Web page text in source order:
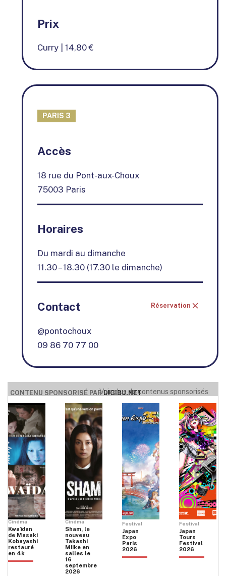
Prix
Curry | 14,80 €
PARIS 3
−
Accès
18 rue du Pont-aux-Choux
75003 Paris
Horaires
Du mardi au dimanche
11.30 – 18.30 (17.30 le dimanche)
Contact Réservation
@pontochoux
09 86 70 77 00
CONTENU SPONSORISÉ PARDIGIBU.NET
Voir plus de contenus sponsorisés
Cinéma
Kwaïdan
de Masaki
Kobayashi
restauré
en 4k
Cinéma
Sham, le
nouveau
Takashi
Miike en
salles le
16
septembre
2026
Festival
Japan
Expo
Paris
2026
Festival
Japan
Tours
Festival
2026